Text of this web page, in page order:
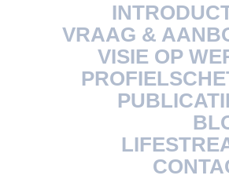
VRAAG &
VISIE OP